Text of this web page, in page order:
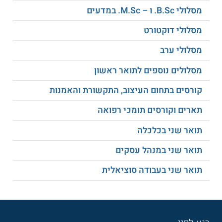
מסלולי B.Sc. ו – M.Sc. במדעים
מסלולי דוקטורט
מסלולי ערב
מסלולים נוספים לתואר ראשון
קורסים בתחום העיצוב, התקשורת והאמנות
תארים וקורסים תומכי רפואה
תואר שני בכלכלה
תואר שני במנהל עסקים
תואר שני בעבודה סוציאלית